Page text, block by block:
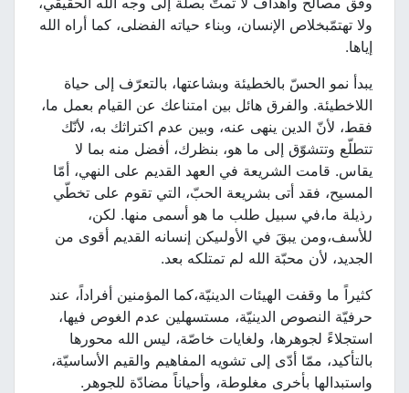
ولا تهتمّبخلاص الإنسان، وبناء حياته الفضلى، كما أراه الله
إياها.
يبدأ نمو الحسّ بالخطيئة وبشاعتها، بالتعرّف إلى حياة
اللاخطيئة. والفرق هائل بين امتناعك عن القيام بعمل ما،
فقط، لأنّ الدين ينهى عنه، وبين عدم اكتراثك به، لأنّك
تتطلّع وتتشوّق إلى ما هو، بنظرك، أفضل منه بما لا
يقاس. قامت الشريعة في العهد القديم على النهي، أمّا
المسيح، فقد أتى بشريعة الحبّ، التي تقوم على تخطّي
رذيلة ما،في سبيل طلب ما هو أسمى منها. لكن،
للأسف،ومن يبقَ في الأولىيكن إنسانه القديم أقوى من
الجديد، لأن محبّة الله لم تمتلكه بعد.
كثيراً ما وقفت الهيئات الدينيّة،كما المؤمنين أفراداً، عند
حرفيّة النصوص الدينيّة، مستسهلين عدم الغوص فيها،
استجلاءً لجوهرها، ولغايات خاصّة، ليس الله محورها
بالتأكيد، ممّا أدّى إلى تشويه المفاهيم والقيم الأساسيّة،
واستبدالها بأخرى مغلوطة، وأحياناً مضادّة للجوهر.